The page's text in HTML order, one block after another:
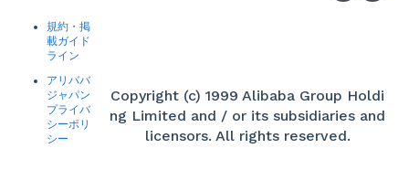
規約・掲
載ガイド
ライン
アリババ
ジャパン
プライバ
シーポリ
シー
Copyright (c) 1999 Alibaba Group Holdi
ng Limited and / or its subsidiaries and
licensors. All rights reserved.